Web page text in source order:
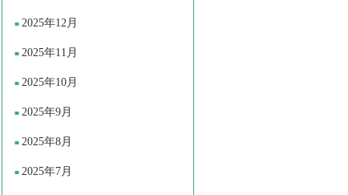
2025年12月
2025年11月
2025年10月
2025年9月
2025年8月
2025年7月